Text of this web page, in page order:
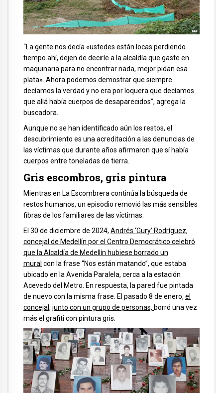
“La gente nos decía «ustedes están locas perdiendo
tiempo ahí, dejen de decirle a la alcaldía que gaste en
maquinaria para no encontrar nada, mejor pidan esa
plata». Ahora podemos demostrar que siempre
decíamos la verdad y no era por loquera que decíamos
que allá había cuerpos de desaparecidos”, agrega la
buscadora.
Aunque no se han identificado aún los restos, el
descubrimiento es una acreditación a las denuncias de
las víctimas que durante años afirmaron que sí había
cuerpos entre toneladas de tierra.
Gris escombros, gris pintura
Mientras en La Escombrera continúa la búsqueda de
restos humanos, un episodio removió las más sensibles
fibras de los familiares de las víctimas.
El 30 de diciembre de 2024, Andrés ‘Gury’ Rodríguez,
concejal de Medellín por el Centro Democrático celebró
que la Alcaldía de Medellín hubiese borrado un
mural con la frase “Nos están matando”, que estaba
ubicado en la Avenida Paralela, cerca a la estación
Acevedo del Metro. En respuesta, la pared fue pintada
de nuevo con la misma frase. El pasado 8 de enero, el
concejal, junto con un grupo de personas, borró una vez
más el grafiti con pintura gris.